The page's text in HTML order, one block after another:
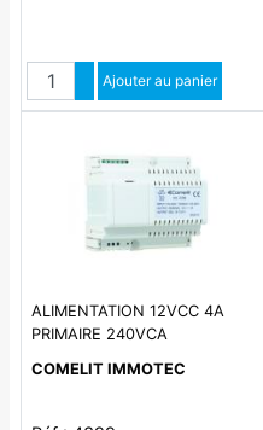
QuantitéAugmenter quantité
Diminuer quantité
Ajouter au panier
ALIMENTATION 12VCC 4A
PRIMAIRE 240VCA
COMELIT IMMOTEC